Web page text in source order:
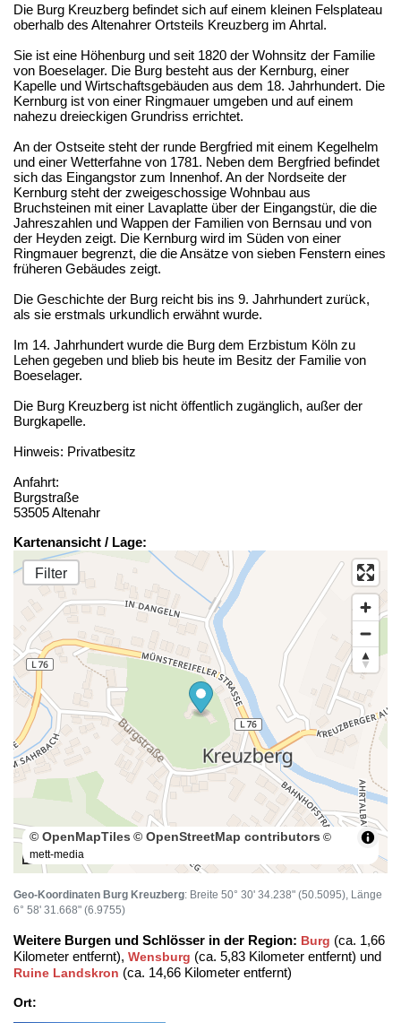
Die Burg Kreuzberg befindet sich auf einem kleinen Felsplateau
oberhalb des Altenahrer Ortsteils Kreuzberg im Ahrtal.
Sie ist eine Höhenburg und seit 1820 der Wohnsitz der Familie
von Boeselager. Die Burg besteht aus der Kernburg, einer
Kapelle und Wirtschaftsgebäuden aus dem 18. Jahrhundert. Die
Kernburg ist von einer Ringmauer umgeben und auf einem
nahezu dreieckigen Grundriss errichtet.
An der Ostseite steht der runde Bergfried mit einem Kegelhelm
und einer Wetterfahne von 1781. Neben dem Bergfried befindet
sich das Eingangstor zum Innenhof. An der Nordseite der
Kernburg steht der zweigeschossige Wohnbau aus
Bruchsteinen mit einer Lavaplatte über der Eingangstür, die die
Jahreszahlen und Wappen der Familien von Bernsau und von
der Heyden zeigt. Die Kernburg wird im Süden von einer
Ringmauer begrenzt, die die Ansätze von sieben Fenstern eines
früheren Gebäudes zeigt.
Die Geschichte der Burg reicht bis ins 9. Jahrhundert zurück,
als sie erstmals urkundlich erwähnt wurde.
Im 14. Jahrhundert wurde die Burg dem Erzbistum Köln zu
Lehen gegeben und blieb bis heute im Besitz der Familie von
Boeselager.
Die Burg Kreuzberg ist nicht öffentlich zugänglich, außer der
Burgkapelle.
Hinweis: Privatbesitz
Anfahrt:
Burgstraße
53505 Altenahr
Kartenansicht / Lage:
Filter
100 m
© OpenMapTiles © OpenStreetMap contributors ©
mett-media
Geo-Koordinaten Burg Kreuzberg: Breite 50° 30' 34.238" (50.5095), Länge
6° 58' 31.668" (6.9755)
Weitere Burgen und Schlösser in der Region: Burg (ca. 1,66
Kilometer entfernt), Wensburg (ca. 5,83 Kilometer entfernt) und
Ruine Landskron (ca. 14,66 Kilometer entfernt)
Ort: